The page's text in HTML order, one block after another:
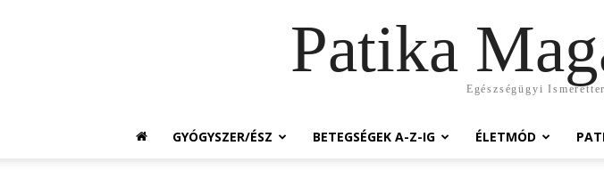
Patika
Egészségügyi
GYÓGYSZER/ÉSZ BETEGSÉGEK A-Z-IG ÉLETMÓD